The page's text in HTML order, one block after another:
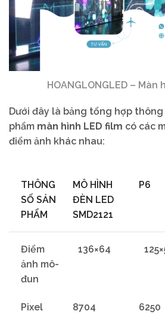
HOANGLONGLED – Màn
Dưới đây là bảng tổng hợp
phẩm màn hình LED film có các
điểm ảnh khác nhau:
THÔNG
SỐ SẢN
PHẨM
MÔ HÌNH
ĐÈN LED
SMD2121
P6
Điểm
ảnh mô-
đun
136×64
Pixel
8704 6250